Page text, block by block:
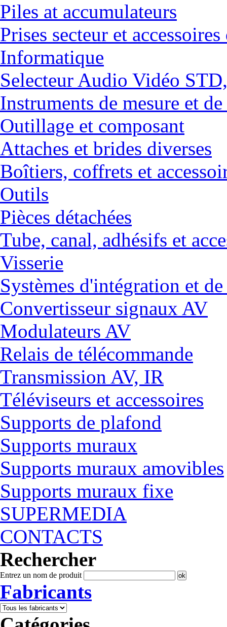
Piles at accumulateurs
Prises secteur et
Informatique
Selecteur Audio Vidéo
Instruments de mesure et
Outillage et composant
Attaches et brides diverses
Boîtiers, coffrets et
Outils
Pièces détachées
Tube, canal, adhésifs et
Visserie
Systèmes d'intégration et
Convertisseur signaux AV
Modulateurs AV
Relais de télécommande
Transmission AV, IR
Téléviseurs et accessoires
Supports de plafond
Supports muraux
Supports muraux amovibles
Supports muraux fixe
SUPERMEDIA
CONTACTS
Rechercher
Entrez un nom de produit
Fabricants